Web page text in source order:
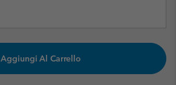
Aggiungi Al Carrello